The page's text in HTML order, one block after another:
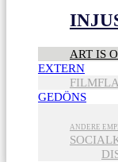
ART IS
EXTERN
GEDÖNS
ANDERE